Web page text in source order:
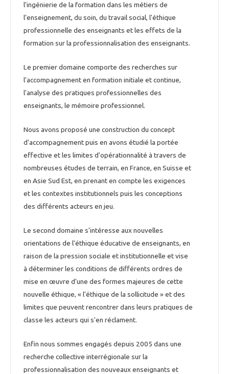
l'ingénierie de la formation dans les métiers de
l’enseignement, du soin, du travail social, l'éthique
professionnelle des enseignants et les effets de la
formation sur la professionnalisation des enseignants.
Le premier domaine comporte des recherches sur
l'accompagnement en formation initiale et continue,
l'analyse des pratiques professionnelles des
enseignants, le mémoire professionnel.
Nous avons proposé une construction du concept
d'accompagnement puis en avons étudié la portée
effective et les limites d'opérationnalité à travers de
nombreuses études de terrain, en France, en Suisse et
en Asie Sud Est, en prenant en compte les exigences
et les contextes institutionnels puis les conceptions
des différents acteurs en jeu.
Le second domaine s'intéresse aux nouvelles
orientations de l'éthique éducative de enseignants, en
raison de la pression sociale et institutionnelle et vise
à déterminer les conditions de différents ordres de
mise en œuvre d'une des formes majeures de cette
nouvelle éthique, « l'éthique de la sollicitude » et des
limites que peuvent rencontrer dans leurs pratiques de
classe les acteurs qui s'en réclament.
Enfin nous sommes engagés depuis 2005 dans une
recherche collective interrégionale sur la
professionnalisation des nouveaux enseignants et